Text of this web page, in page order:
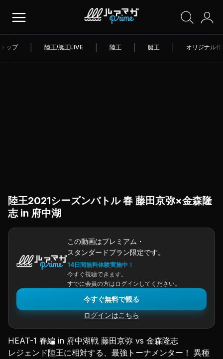
トップ 陸王/艇王LIVE 陸王 艇王 オリジナル
陸王2021シーズンバトル 春 藤田京弥×金森隆
志 in 府中湖
この動画はプレミアム・
スタンダードプラン限定です。
14日間無料体験実施中！
今すぐ視聴できます。
すでに会員の方はログインしてください。
今すぐ無料で観る
ログインはこちら
HEAT-1 春編 in 府中湖戦 藤田京弥 vs 金森隆志
レジェンド陸王に相対する、最強トーナメンター！ 異種